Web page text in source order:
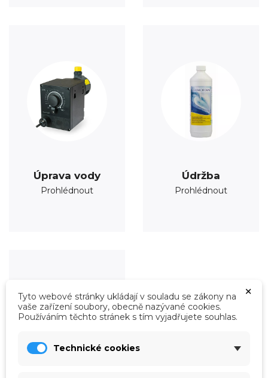
Úprava vody
Prohlédnout
Údržba
Prohlédnout
×
Tyto webové stránky ukládají v souladu se zákony na
vaše zařízení soubory, obecně nazývané cookies.
Používáním těchto stránek s tím vyjadřujete souhlas.
Technické cookies